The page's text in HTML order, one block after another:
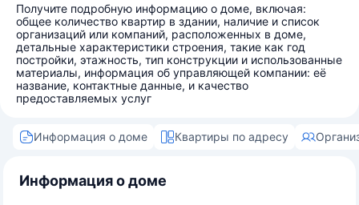
Получите подробную информацию о доме, включая:
общее количество квартир в здании, наличие и список
организаций или компаний, расположенных в доме,
детальные характеристики строения, такие как год
постройки, этажность, тип конструкции и использованные
материалы, информация об управляющей компании: её
название, контактные данные, и качество
предоставляемых услуг
Информация о доме Квартиры по адресу
Информация о доме